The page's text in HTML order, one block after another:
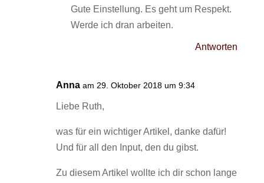
Gute Einstellung. Es geht um Respekt.
Werde ich dran arbeiten.
Antworten
Anna am 29. Oktober 2018 um 9:34
Liebe Ruth,
was für ein wichtiger Artikel, danke dafür!
Und für all den Input, den du gibst.
Zu diesem Artikel wollte ich dir schon lange